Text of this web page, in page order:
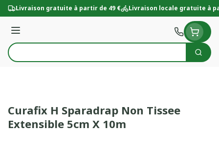
Aller au contenu
Livraison gratuite à partir de 49 € Livraison locale gratuite à
Menu
Rechercher
Curafix H Sparadrap Non Tissee
Extensible 5cm X 10m